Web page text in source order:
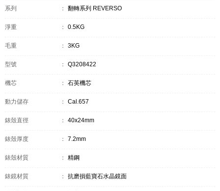
系列 ： 翻轉系列 REVERSO
淨重 ： 0.5KG
毛重 ： 3KG
型號 ： Q3208422
機芯 ： 石英機芯
動力儲存 ： Cal.657
錶殼直徑 ： 40x24mm
錶殼厚度 ： 7.2mm
錶殼材質 ： 精鋼
錶鏡材質 ： 抗磨損藍寶石水晶鏡面